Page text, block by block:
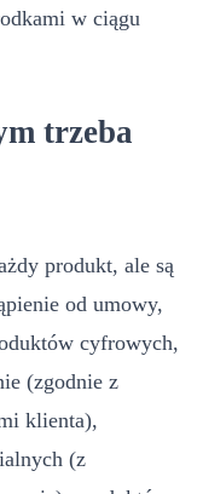
w ciągu
trzeba
produkt, ale są
od umowy,
cyfrowych,
(zgodnie z
klienta),
(z